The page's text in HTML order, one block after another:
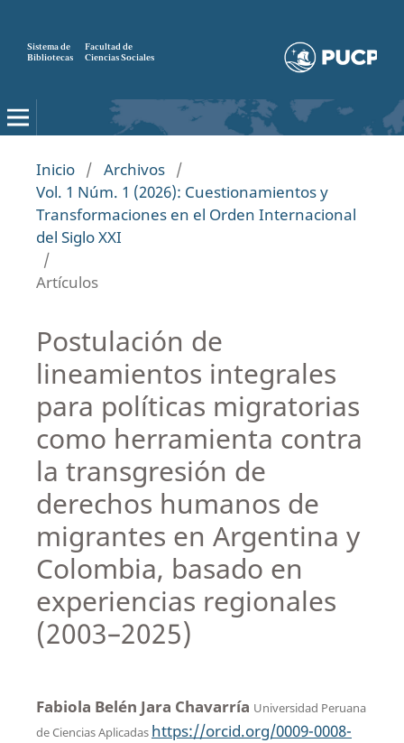
Sistema de
Bibliotecas
Facultad de
Ciencias Sociales
Inicio / Archivos /
Vol. 1 Núm. 1 (2026): Cuestionamientos y
Transformaciones en el Orden Internacional
del Siglo XXI
/
Artículos
Postulación de
lineamientos integrales
para políticas migratorias
como herramienta contra
la transgresión de
derechos humanos de
migrantes en Argentina y
Colombia, basado en
experiencias regionales
(2003–2025)
Fabiola Belén Jara Chavarría Universidad Peruana
de Ciencias Aplicadas https://orcid.org/0009-0008-